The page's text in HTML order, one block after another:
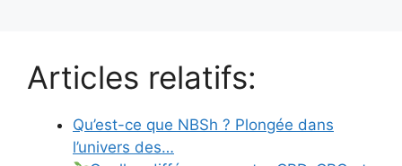
Articles relatifs:
Qu’est-ce que NBSh ? Plongée dans
l’univers des…